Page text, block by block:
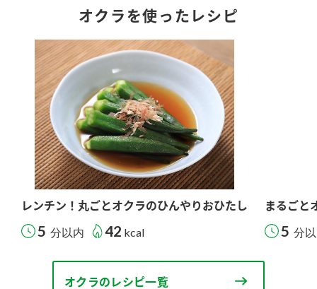
オクラを使ったレシピ
レンチン！丸ごとオクラのひんやりおひたし
5 分以内 42 kcal
まるごと
5 分
オクラのレシピ一覧